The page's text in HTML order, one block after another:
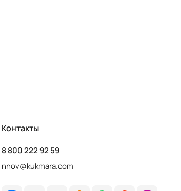
Контакты
8 800 222 92 59
nnov@kukmara.com